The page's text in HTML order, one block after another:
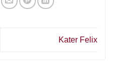
Kater Felix